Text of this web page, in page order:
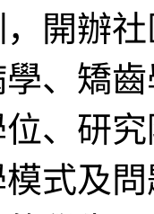
開辦
、矯
、研
式及